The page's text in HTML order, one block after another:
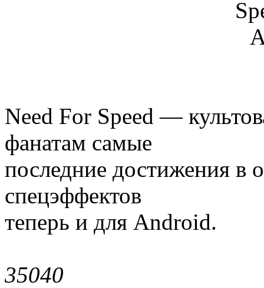
Need For Speed —
фанатам самые
последние достижения в
спецэффектов
теперь и для Android.
35040